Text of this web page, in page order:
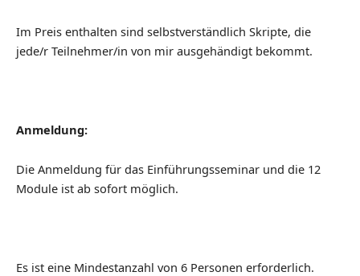
Im Preis enthalten sind selbstverständlich Skripte, die
jede/r Teilnehmer/in von mir ausgehändigt bekommt.
Anmeldung:
Die Anmeldung für das Einführungsseminar und die 12
Module ist ab sofort möglich.
Es ist eine Mindestanzahl von 6 Personen erforderlich.